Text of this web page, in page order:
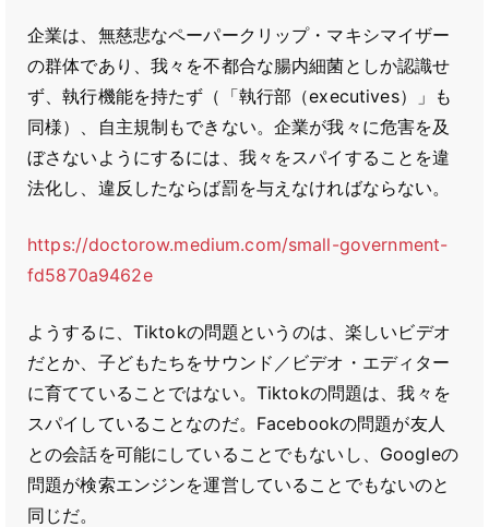
企業は、無慈悲なペーパークリップ・マキシマイザー
の群体であり、我々を不都合な腸内細菌としか認識せ
ず、執行機能を持たず（「執行部（executives）」も
同様）、自主規制もできない。企業が我々に危害を及
ぼさないようにするには、我々をスパイすることを違
法化し、違反したならば罰を与えなければならない。
https://doctorow.medium.com/small-government-
fd5870a9462e
ようするに、Tiktokの問題というのは、楽しいビデオ
だとか、子どもたちをサウンド／ビデオ・エディター
に育てていることではない。Tiktokの問題は、我々を
スパイしていることなのだ。Facebookの問題が友人
との会話を可能にしていることでもないし、Googleの
問題が検索エンジンを運営していることでもないのと
同じだ。